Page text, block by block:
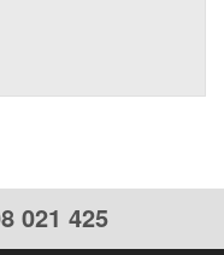
021 425